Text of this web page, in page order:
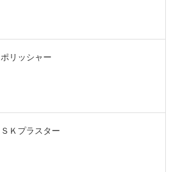
ポリッシャー
ＳＫプラスター